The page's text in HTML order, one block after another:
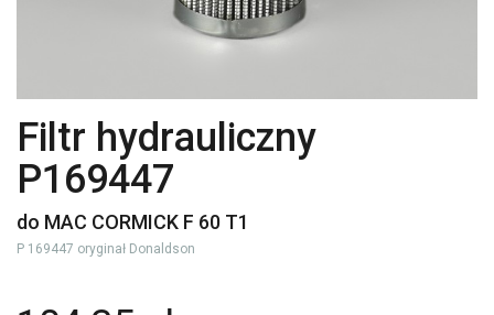
Filtr hydrauliczny
P169447
do MAC CORMICK F 60 T1
P 169447 oryginał Donaldson